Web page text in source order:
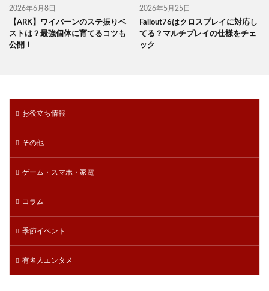
2026年6月8日
【ARK】ワイバーンのステ振りベ
ストは？最強個体に育てるコツも
公開！
2026年5月25日
Fallout76はクロスプレイに対応し
てる？マルチプレイの仕様をチェ
ック
お役立ち情報
その他
ゲーム・スマホ・家電
コラム
季節イベント
有名人エンタメ